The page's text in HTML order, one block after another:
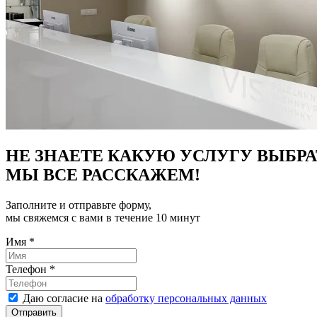
НЕ ЗНАЕТЕ КАКУЮ УСЛУГУ
МЫ ВСЕ РАССКАЖЕМ!
Заполните и отправьте форму,
мы свяжемся с вами в течение 10 минут
Имя *
Телефон *
Даю согласие на обработку персональных данных
Отправить